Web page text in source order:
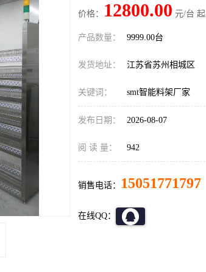
价格： 12800.00 元/台 起
产品数量： 9999.00台
发货地址： 江苏省苏州相城区
关键词： smt智能料架厂家
发布日期： 2026-08-07
阅 读 量： 942
销售电话： 15051771797
在线QQ：